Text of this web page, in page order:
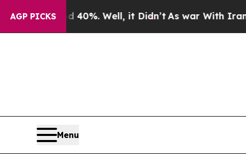
AGP PICKS
40%. Well, it Didn’t As war With Iran Drove oil
Menu